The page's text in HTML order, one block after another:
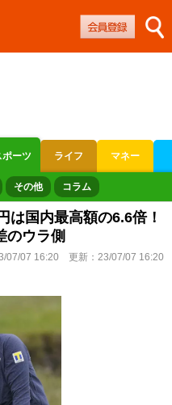
ポーツ ライフ マネー
その他 コラム
は国内最高額の6.6倍！
のウラ側
07/07 16:20 更新： 23/07/07 16:20